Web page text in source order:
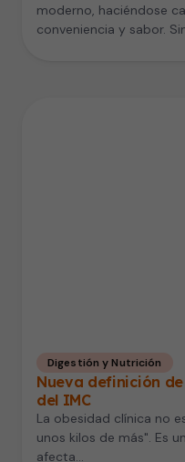
moderno, haciéndose
conveniencia y sabor.
Digestión y Nutrición
Nueva definición
del IMC
La obesidad clínica no
unos kilos de más". Es
afecta…